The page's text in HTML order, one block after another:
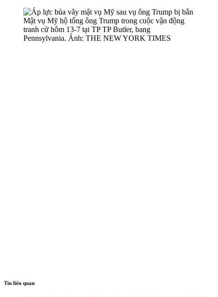
Mật vụ Mỹ hộ tống ông Trump trong cuộc vận động
tranh cử hôm 13-7 tại TP TP Butler, bang
Pennsylvania. Ảnh: THE NEW YORK TIMES
Tin liên quan